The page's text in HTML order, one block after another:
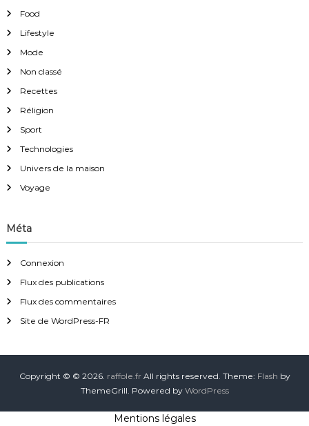
Food
Lifestyle
Mode
Non classé
Recettes
Réligion
Sport
Technologies
Univers de la maison
Voyage
Méta
Connexion
Flux des publications
Flux des commentaires
Site de WordPress-FR
Copyright © © 2026. raffole.frAll rights reserved. Theme: Flash by
ThemeGrill. Powered by WordPress
Mentions légales